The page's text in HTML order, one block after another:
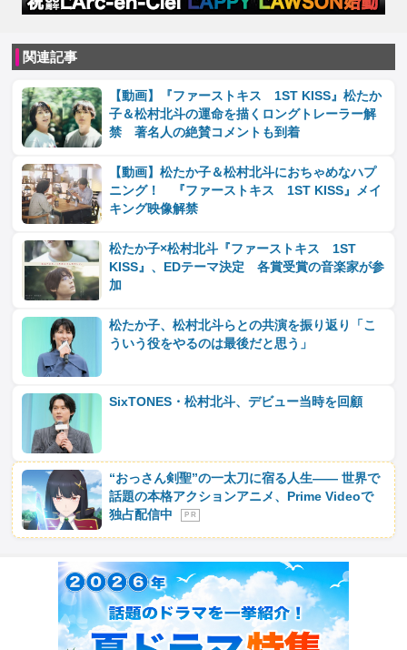
関連記事
【動画】『ファーストキス 1ST KISS』松たか
子＆松村北斗の運命を描くロングトレーラー解
禁 著名人の絶賛コメントも到着
【動画】松たか子＆松村北斗におちゃめなハプ
ニング！ 『ファーストキス 1ST KISS』メイ
キング映像解禁
松たか子×松村北斗『ファーストキス 1ST
KISS』、EDテーマ決定 各賞受賞の音楽家が参
加
松たか子、松村北斗らとの共演を振り返り「こ
ういう役をやるのは最後だと思う」
SixTONES・松村北斗、デビュー当時を回顧
“おっさん剣聖”の一太刀に宿る人生―― 世界で
話題の本格アクションアニメ、Prime Videoで
独占配信中
P R